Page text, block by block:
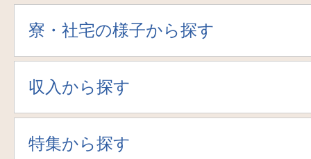
寮・社宅の様子から探す
収入から探す
特集から探す